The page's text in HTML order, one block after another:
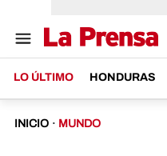
LO ÚLTIMO HONDURAS
INICIO · MUNDO